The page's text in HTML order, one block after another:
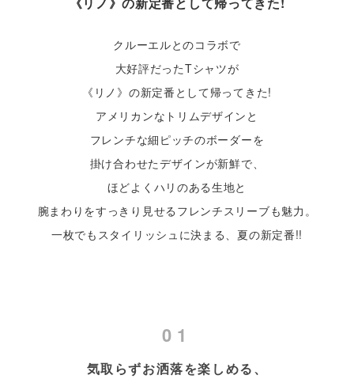
クルーエルとのコラボで
大好評だったTシャツが
《リノ》の新定番として帰ってきた!
アメリカンなトリムデザインと
フレンチな細ピッチのボーダーを
掛け合わせたデザインが新鮮で、
ほどよくハリのある生地と
腕まわりをすっきり見せるフレンチスリーブも魅力。
一枚でもスタイリッシュに決まる、夏の新定番!!
01
気取らずお洒落を楽しめる、